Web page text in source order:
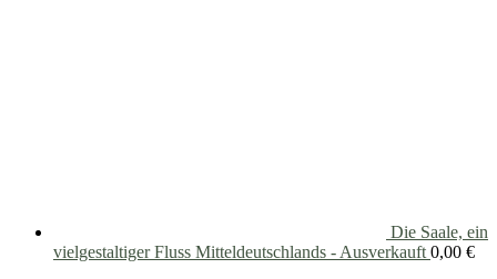
Die Saale, ein
vielgestaltiger Fluss Mitteldeutschlands - Ausverkauft 0,00 €